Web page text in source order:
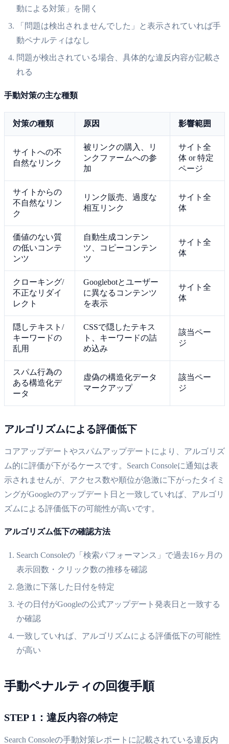
動による対策」を開く
「問題は検出されませんでした」と表示されていれば手
動ペナルティはなし
問題が検出されている場合、具体的な違反内容が記載さ
れる
手動対策の主な種類
対策の種類 原因 影響範囲
サイトへの不
自然なリンク
被リンクの購入、リ
ンクファームへの参
加
サイト全
体 or 特定
ページ
サイトからの
不自然なリン
ク
リンク販売、過度な
相互リンク
サイト全
体
価値のない質
の低いコンテ
ンツ
自動生成コンテン
ツ、コピーコンテン
ツ
サイト全
体
クローキング/
不正なリダイ
レクト
Googlebotとユーザー
に異なるコンテンツ
を表示
サイト全
体
隠しテキスト/
キーワードの
乱用
CSSで隠したテキス
ト、キーワードの詰
め込み
該当ペー
ジ
スパム行為の
ある構造化デ
ータ
虚偽の構造化データ
マークアップ
該当ペー
ジ
アルゴリズムによる評価低下
コアアップデートやスパムアップデートにより、アルゴリズ
ム的に評価が下がるケースです。Search Consoleに通知は表
示されませんが、アクセス数や順位が急激に下がったタイミ
ングがGoogleのアップデート日と一致していれば、アルゴリ
ズムによる評価低下の可能性が高いです。
アルゴリズム低下の確認方法
Search Consoleの「検索パフォーマンス」で過去16ヶ月の
表示回数・クリック数の推移を確認
急激に下落した日付を特定
その日付がGoogleの公式アップデート発表日と一致する
か確認
一致していれば、アルゴリズムによる評価低下の可能性
が高い
手動ペナルティの回復手順
STEP 1：違反内容の特定
Search Consoleの手動対策レポートに記載されている違反内